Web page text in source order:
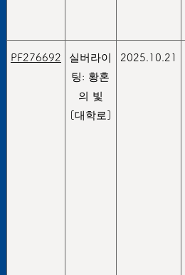
PF276692
실버라이
팅: 황혼
의 빛
[대학로]
2025.10.21